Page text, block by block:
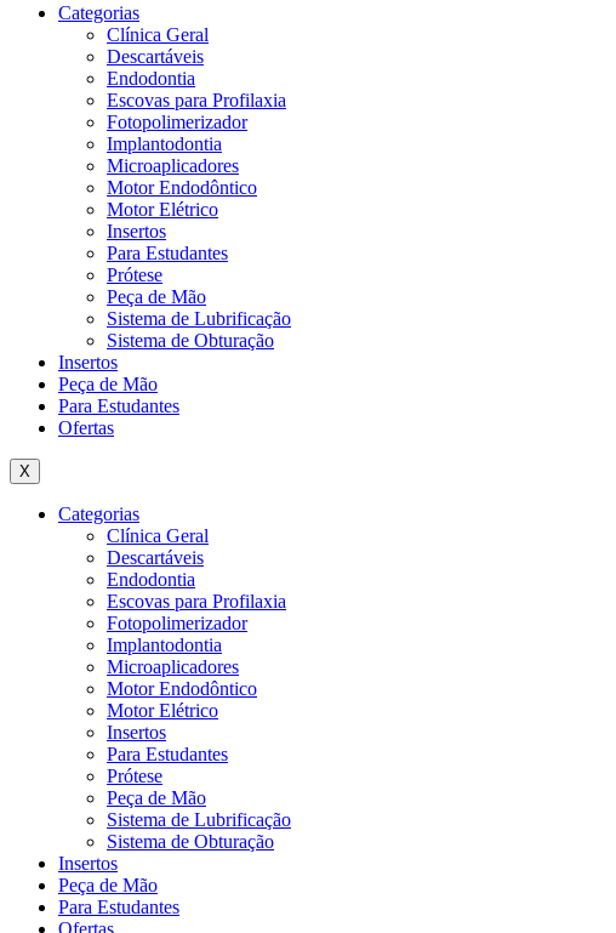
Categorias
Clínica Geral
Descartáveis
Endodontia
Escovas para Profilaxia
Fotopolimerizador
Implantodontia
Microaplicadores
Motor Endodôntico
Motor Elétrico
Insertos
Para Estudantes
Prótese
Peça de Mão
Sistema de Lubrificação
Sistema de Obturação
Insertos
Peça de Mão
Para Estudantes
Ofertas
X
Categorias
Clínica Geral
Descartáveis
Endodontia
Escovas para Profilaxia
Fotopolimerizador
Implantodontia
Microaplicadores
Motor Endodôntico
Motor Elétrico
Insertos
Para Estudantes
Prótese
Peça de Mão
Sistema de Lubrificação
Sistema de Obturação
Insertos
Peça de Mão
Para Estudantes
Ofertas